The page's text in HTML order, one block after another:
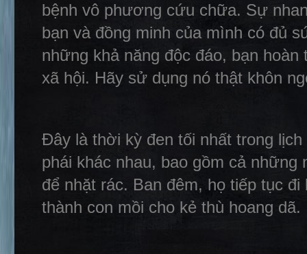
bệnh vô phương cứu chữa. Sự
bạn và đồng minh của mình có đủ
những khả năng độc đáo, bạn
xã hội. Hãy sử dụng nó thật khôn
Đây là thời kỳ đen tối nhất trong
phái khác nhau, bao gồm cả
để nhặt rác. Ban đêm, họ tiếp tục
thành con mồi cho kẻ thù hoang dã.